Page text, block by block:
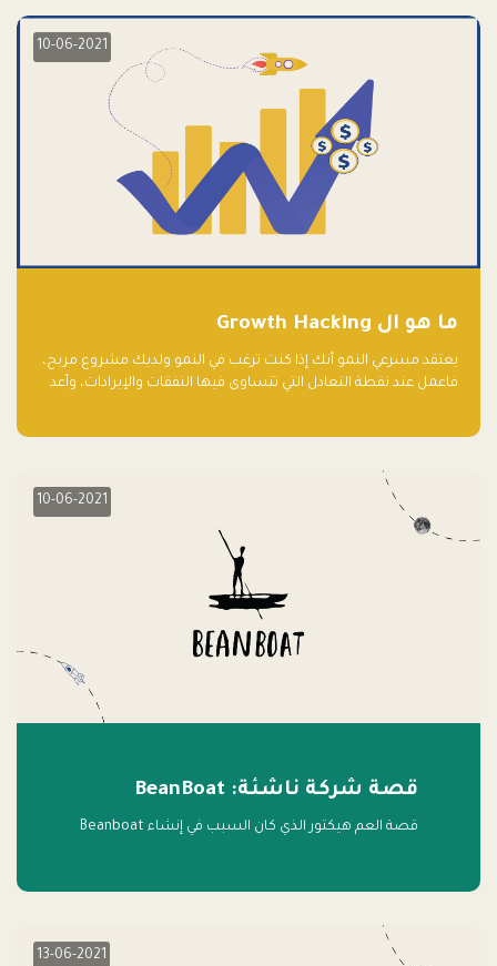
10-06-2021
ما هو ال Growth Hacking
يعتقد مسرعي النمو أنك إذا كنت ترغب في النمو ولديك مشروع مربح،
فاعمل عند نقطة التعادل التي تتساوى فيها النفقات والإيرادات، وأعد
10-06-2021
قصة شركة ناشئة: BeanBoat
قصة العم هيكتور الذي كان السبب في إنشاء Beanboat
13-06-2021